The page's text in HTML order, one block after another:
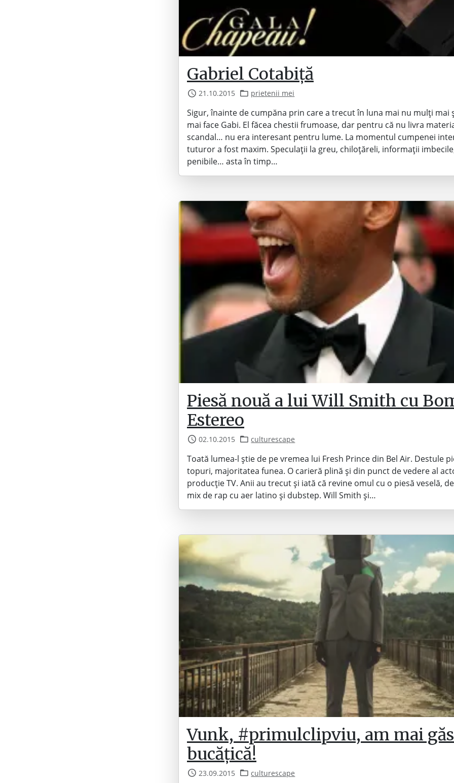
Gabriel Cotabiță
21.10.2015 prietenii mei
Sigur, înainte de cumpăna prin care a trecut în luna mai nu mulți mai
mai face Gabi. El făcea chestii frumoase, dar pentru că nu livra
scandal… nu era interesant pentru lume. La momentul cumpenei
tuturor a fost maxim. Speculații la greu, chiloțăreli, informații
penibile… asta în timp…
Piesă nouă a lui Will Smith cu
Estereo
02.10.2015 culturescape
Toată lumea-l știe de pe vremea lui Fresh Prince din Bel Air. Destule
topuri, majoritatea funea. O carieră plină și din punct de vedere al
producție TV. Anii au trecut și iată că revine omul cu o piesă veselă,
mix de rap cu aer latino și dubstep. Will Smith și…
Vunk, #primulclipviu, am mai
bucățică!
23.09.2015 culturescape